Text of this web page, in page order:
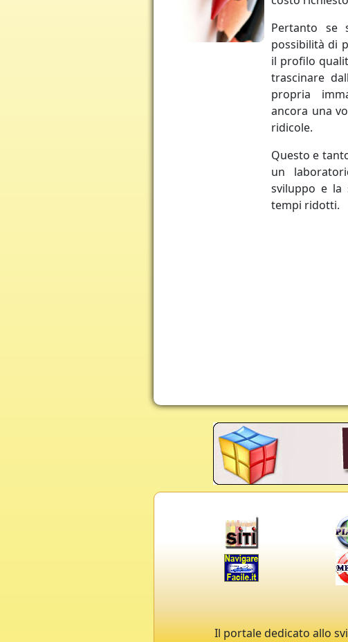
Pertanto se
possibilità di
il profilo
trascinare
propria
ancora una
ridicole.
Questo e
un
sviluppo e la
tempi ridotti.
Il portale dedicato allo